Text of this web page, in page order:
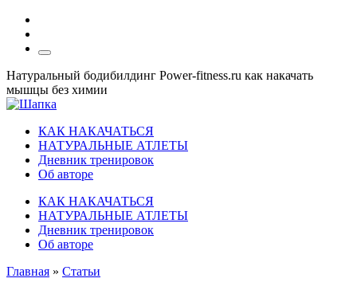
Натуральный бодибилдинг Power-fitness.ru как накачать
мышцы без химии
КАК НАКАЧАТЬСЯ
НАТУРАЛЬНЫЕ АТЛЕТЫ
Дневник тренировок
Об авторе
КАК НАКАЧАТЬСЯ
НАТУРАЛЬНЫЕ АТЛЕТЫ
Дневник тренировок
Об авторе
Главная » Статьи